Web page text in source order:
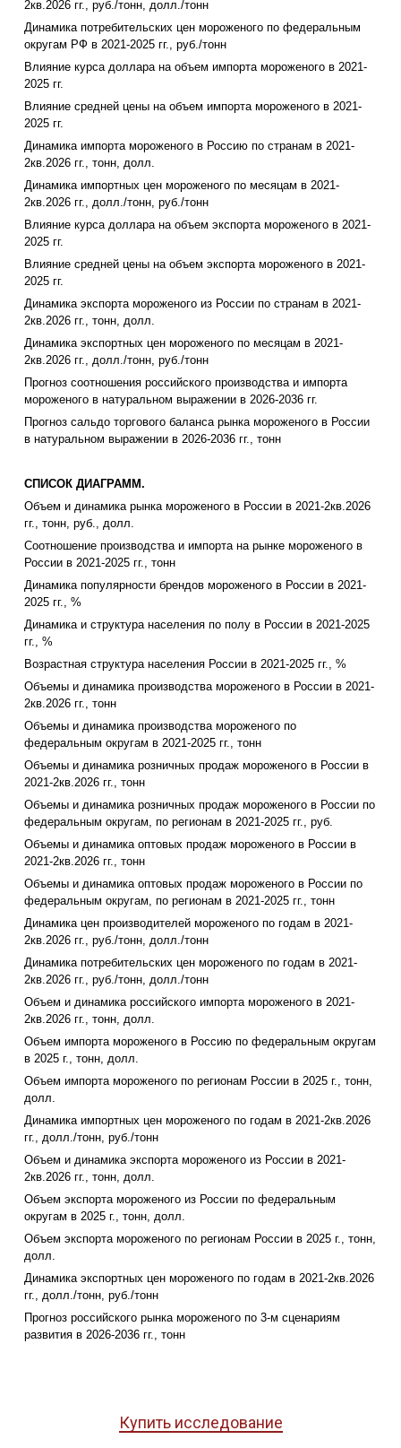
2кв.2026 гг., руб./тонн, долл./тонн
Динамика потребительских цен мороженого по федеральным
округам РФ в 2021-2025 гг., руб./тонн
Влияние курса доллара на объем импорта мороженого в 2021-
2025 гг.
Влияние средней цены на объем импорта мороженого в 2021-
2025 гг.
Динамика импорта мороженого в Россию по странам в 2021-
2кв.2026 гг., тонн, долл.
Динамика импортных цен мороженого по месяцам в 2021-
2кв.2026 гг., долл./тонн, руб./тонн
Влияние курса доллара на объем экспорта мороженого в 2021-
2025 гг.
Влияние средней цены на объем экспорта мороженого в 2021-
2025 гг.
Динамика экспорта мороженого из России по странам в 2021-
2кв.2026 гг., тонн, долл.
Динамика экспортных цен мороженого по месяцам в 2021-
2кв.2026 гг., долл./тонн, руб./тонн
Прогноз соотношения российского производства и импорта
мороженого в натуральном выражении в 2026-2036 гг.
Прогноз сальдо торгового баланса рынка мороженого в России
в натуральном выражении в 2026-2036 гг., тонн
СПИСОК ДИАГРАММ.
Объем и динамика рынка мороженого в России в 2021-2кв.2026
гг., тонн, руб., долл.
Соотношение производства и импорта на рынке мороженого в
России в 2021-2025 гг., тонн
Динамика популярности брендов мороженого в России в 2021-
2025 гг., %
Динамика и структура населения по полу в России в 2021-2025
гг., %
Возрастная структура населения России в 2021-2025 гг., %
Объемы и динамика производства мороженого в России в 2021-
2кв.2026 гг., тонн
Объемы и динамика производства мороженого по
федеральным округам в 2021-2025 гг., тонн
Объемы и динамика розничных продаж мороженого в России в
2021-2кв.2026 гг., тонн
Объемы и динамика розничных продаж мороженого в России по
федеральным округам, по регионам в 2021-2025 гг., руб.
Объемы и динамика оптовых продаж мороженого в России в
2021-2кв.2026 гг., тонн
Объемы и динамика оптовых продаж мороженого в России по
федеральным округам, по регионам в 2021-2025 гг., тонн
Динамика цен производителей мороженого по годам в 2021-
2кв.2026 гг., руб./тонн, долл./тонн
Динамика потребительских цен мороженого по годам в 2021-
2кв.2026 гг., руб./тонн, долл./тонн
Объем и динамика российского импорта мороженого в 2021-
2кв.2026 гг., тонн, долл.
Объем импорта мороженого в Россию по федеральным округам
в 2025 г., тонн, долл.
Объем импорта мороженого по регионам России в 2025 г., тонн,
долл.
Динамика импортных цен мороженого по годам в 2021-2кв.2026
гг., долл./тонн, руб./тонн
Объем и динамика экспорта мороженого из России в 2021-
2кв.2026 гг., тонн, долл.
Объем экспорта мороженого из России по федеральным
округам в 2025 г., тонн, долл.
Объем экспорта мороженого по регионам России в 2025 г., тонн,
долл.
Динамика экспортных цен мороженого по годам в 2021-2кв.2026
гг., долл./тонн, руб./тонн
Прогноз российского рынка мороженого по 3-м сценариям
развития в 2026-2036 гг., тонн
Купить исследование